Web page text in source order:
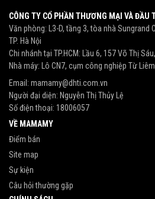
CÔNG TY CỔ PHẦN THƯƠNG MẠI VÀ ĐẦU
Văn phòng: L3-D, tầng 3, tòa nhà Sungrand
TP. Hà Nội
Chi nhánh tại TP.HCM: Lầu 6, 157 Võ Thị
Nhà máy: Lô CN7, cụm công nghiệp Từ
Email: mamamy@dhti.com.vn
Người đại diện: Nguyễn Thị Thủy Lệ
Số điện thoại: 18006057
VỀ MAMAMY
Điểm bán
Site map
Sự kiện
Câu hỏi thường gặp